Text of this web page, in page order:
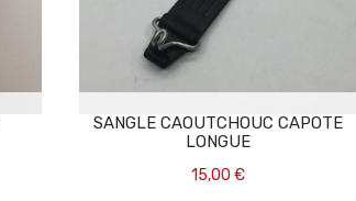
SANGLE CAOUTCHOUC CAPOTE
LONGUE
15,00 €